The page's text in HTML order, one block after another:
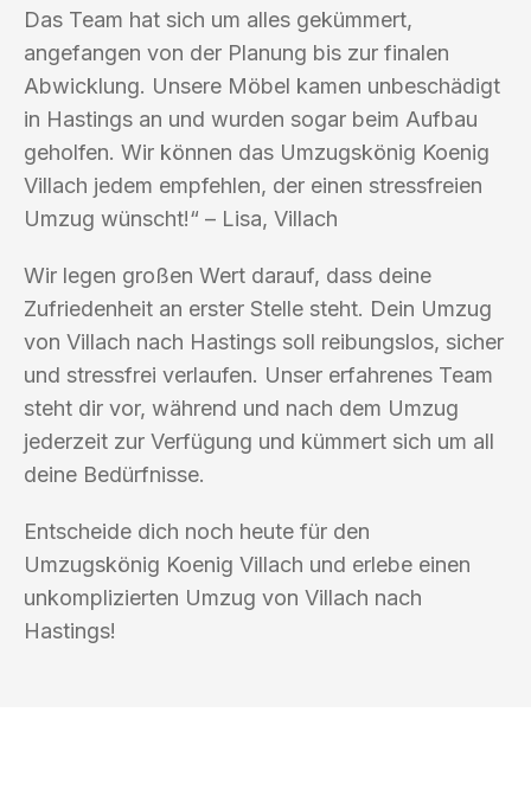
Das Team hat sich um alles gekümmert,
angefangen von der Planung bis zur finalen
Abwicklung. Unsere Möbel kamen unbeschädigt
in Hastings an und wurden sogar beim Aufbau
geholfen. Wir können das Umzugskönig Koenig
Villach jedem empfehlen, der einen stressfreien
Umzug wünscht!“ – Lisa, Villach
Wir legen großen Wert darauf, dass deine
Zufriedenheit an erster Stelle steht. Dein Umzug
von Villach nach Hastings soll reibungslos, sicher
und stressfrei verlaufen. Unser erfahrenes Team
steht dir vor, während und nach dem Umzug
jederzeit zur Verfügung und kümmert sich um all
deine Bedürfnisse.
Entscheide dich noch heute für den
Umzugskönig Koenig Villach und erlebe einen
unkomplizierten Umzug von Villach nach
Hastings!